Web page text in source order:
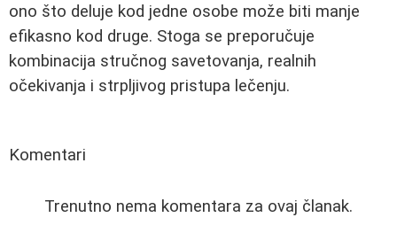
ono što deluje kod jedne osobe može biti manje
efikasno kod druge. Stoga se preporučuje
kombinacija stručnog savetovanja, realnih
očekivanja i strpljivog pristupa lečenju.
Komentari
Trenutno nema komentara za ovaj članak.